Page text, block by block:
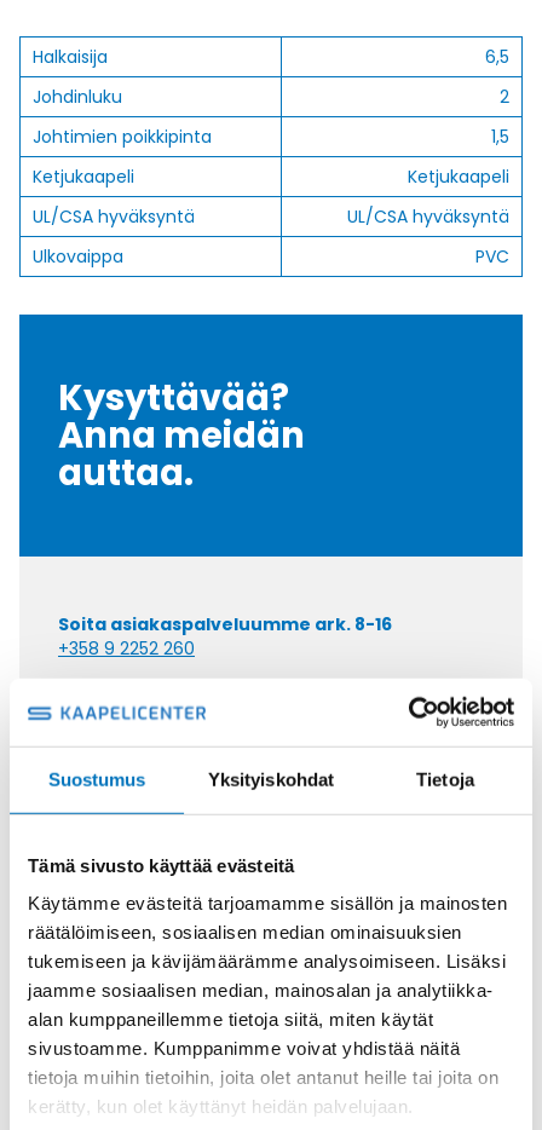
Suostumus Yksityiskohdat Tietoja
Tämä sivusto käyttää evästeitä
Käytämme evästeitä tarjoamamme sisällön ja mainosten
räätälöimiseen, sosiaalisen median ominaisuuksien
tukemiseen ja kävijämäärämme analysoimiseen. Lisäksi
jaamme sosiaalisen median, mainosalan ja analytiikka-
alan kumppaneillemme tietoja siitä, miten käytät
sivustoamme. Kumppanimme voivat yhdistää näitä
tietoja muihin tietoihin, joita olet antanut heille tai joita on
kerätty, kun olet käyttänyt heidän palvelujaan.
Halkaisija
6,5
Johdinluku
2
Johtimien poikkipinta
1,5
Ketjukaapeli
Ketjukaapeli
UL/CSA hyväksyntä
UL/CSA hyväksyntä
Ulkovaippa
PVC
Kysyttävää?
Anna meidän
auttaa.
Soita asiakaspalveluumme ark. 8-16
+358 9 2252 260
Tai lähetä sähköpostia
Saman kaapelin eri versiot
Ketjukaapeli KAWEFLEX 6100 ECO
SK-PVC UL/CSA 3G2,5 (AWG14)
Ketjukaapeli KAWEFLEX 6100 ECO